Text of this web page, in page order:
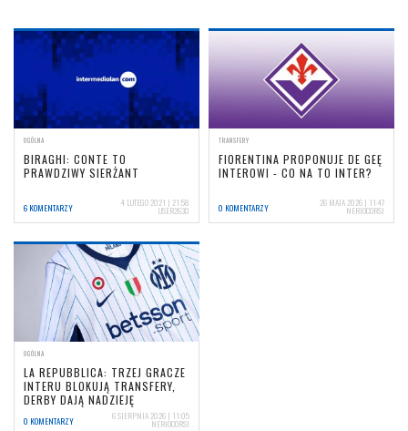
OGÓLNA
BIRAGHI: CONTE TO
PRAWDZIWY SIERŻANT
6 KOMENTARZY 4 LUTEGO 2021 | 21:58
USER2630
TRANSFERY
FIORENTINA PROPONUJE DE GEĘ
INTEROWI - CO NA TO INTER?
0 KOMENTARZY 26 MAJA 2026 | 11:47
NERIOCORSI
OGÓLNA
LA REPUBBLICA: TRZEJ GRACZE
INTERU BLOKUJĄ TRANSFERY,
DERBY DAJĄ NADZIEJĘ
0 KOMENTARZY 6 SIERPNIA 2026 | 11:05
NERIOCORSI